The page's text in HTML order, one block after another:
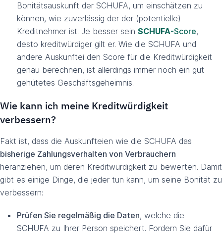
Bonitätsauskunft der SCHUFA, um einschätzen zu
können, wie zuverlässig der der (potentielle)
Kreditnehmer ist. Je besser sein SCHUFA-Score,
desto kreditwürdiger gilt er. Wie die SCHUFA und
andere Auskunftei den Score für die Kreditwürdigkeit
genau berechnen, ist allerdings immer noch ein gut
gehütetes Geschäftsgeheimnis.
Wie kann ich meine Kreditwürdigkeit
verbessern?
Fakt ist, dass die Auskunfteien wie die SCHUFA das
bisherige Zahlungsverhalten von Verbrauchern
heranziehen, um deren Kreditwürdigkeit zu bewerten. Damit
gibt es einige Dinge, die jeder tun kann, um seine Bonität zu
verbessern:
Prüfen Sie regelmäßig die Daten, welche die
SCHUFA zu Ihrer Person speichert. Fordern Sie dafür